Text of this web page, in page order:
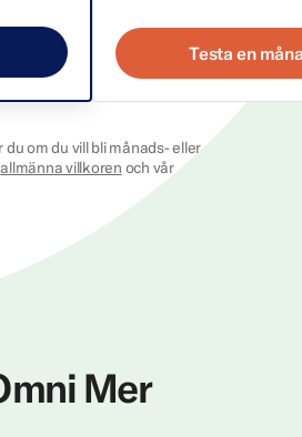
Testa en
om du vill bli månads- eller
allmänna villkoren och vår
Mer